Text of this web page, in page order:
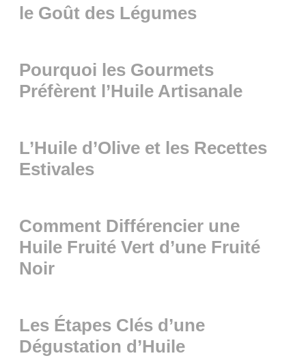
le Goût des Légumes
Pourquoi les Gourmets
Préfèrent l’Huile Artisanale
L’Huile d’Olive et les Recettes
Estivales
Comment Différencier une
Huile Fruité Vert d’une Fruité
Noir
Les Étapes Clés d’une
Dégustation d’Huile